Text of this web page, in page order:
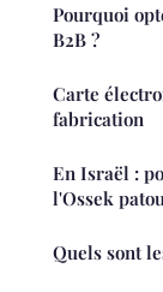
Pourquoi
B2B ?
Carte
fabrication
En Israël :
l'Ossek
Quels sont